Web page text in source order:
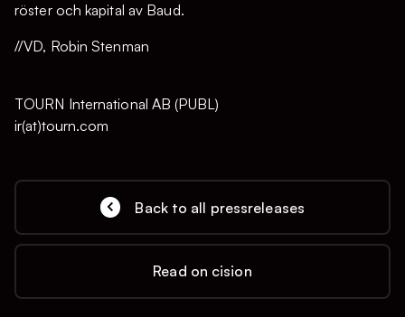
röster och kapital av Baud.
//VD, Robin Stenman
TOURN International AB (PUBL)
ir(at)tourn.com
Back to all pressreleases
Read on cision